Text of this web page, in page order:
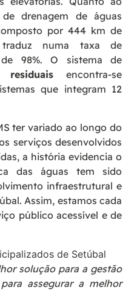
drenagem de águas
por 444 km de
numa taxa de
98%. O sistema de
encontra-se
que integram 12
ter variado ao longo do
serviços desenvolvidos
a história evidencia o
das águas tem sido
infraestrutural e
Assim, estamos cada
público acessível e de
solução para a gestão
assegurar a melhor